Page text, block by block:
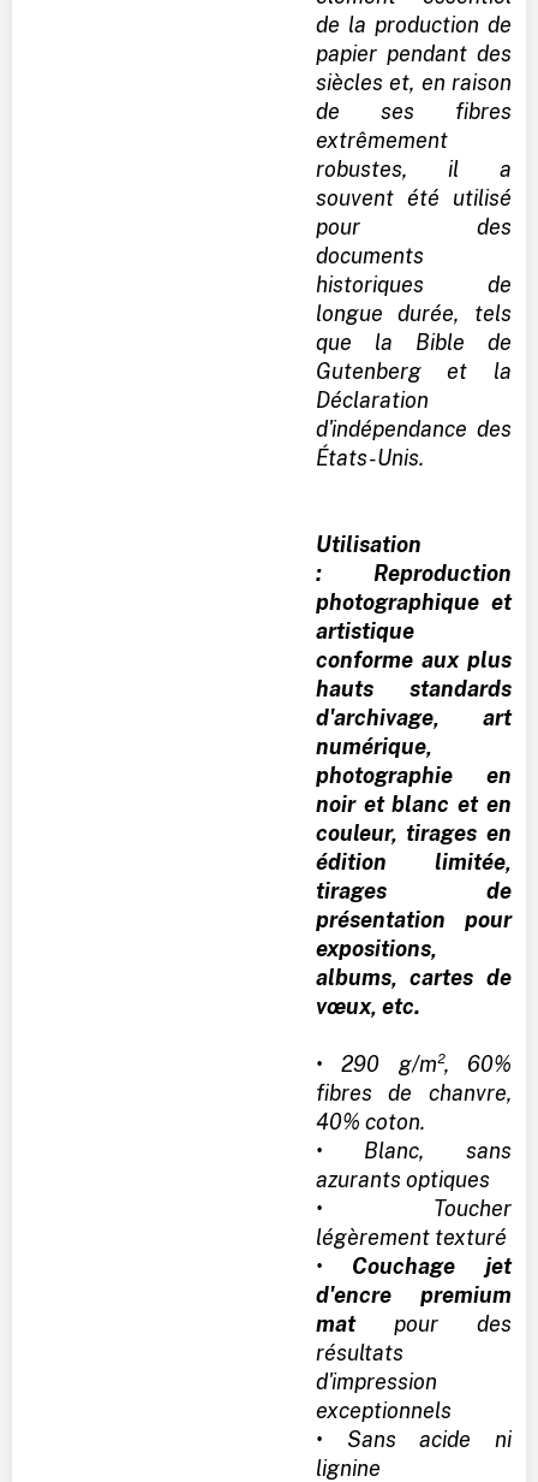
de la production de
papier pendant des
siècles et, en raison
de ses fibres
extrêmement
robustes, il a
souvent été utilisé
pour des
documents
historiques de
longue durée, tels
que la Bible de
Gutenberg et la
Déclaration
d'indépendance des
États-Unis.
Utilisation
: Reproduction
photographique et
artistique
conforme aux plus
hauts standards
d'archivage, art
numérique,
photographie en
noir et blanc et en
couleur, tirages en
édition limitée,
tirages de
présentation pour
expositions,
albums, cartes de
vœux, etc.
• 290 g/m², 60%
fibres de chanvre,
40% coton.
• Blanc, sans
azurants optiques
• Toucher
légèrement texturé
• Couchage jet
d'encre premium
matpour des
résultats
d'impression
exceptionnels
• Sans acide ni
lignine